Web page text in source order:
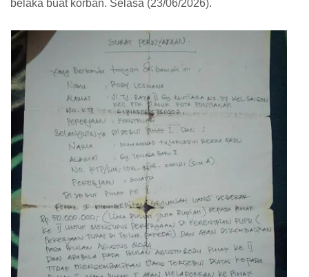
belaka buat korban. Selasa (23/06/2026).